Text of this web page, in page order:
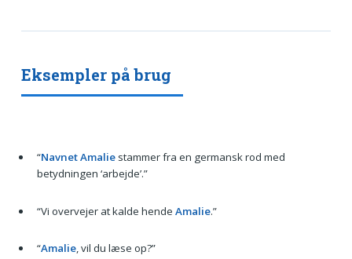
Eksempler på brug
“Navnet Amaliestammer fra en germansk rod med
betydningen ‘arbejde’.”
“Vi overvejer at kalde hende Amalie.”
“Amalie, vil du læse op?”